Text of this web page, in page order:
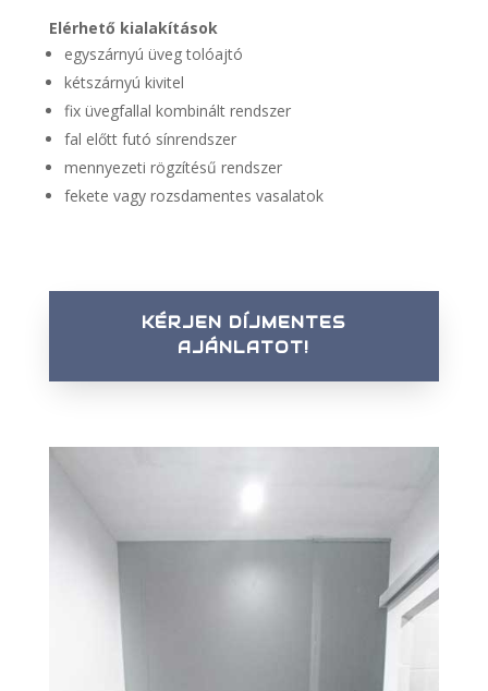
Elérhető kialakítások
egyszárnyú üveg tolóajtó
kétszárnyú kivitel
fix üvegfallal kombinált rendszer
fal előtt futó sínrendszer
mennyezeti rögzítésű rendszer
fekete vagy rozsdamentes vasalatok
KÉRJEN DÍJMENTES
AJÁNLATOT!